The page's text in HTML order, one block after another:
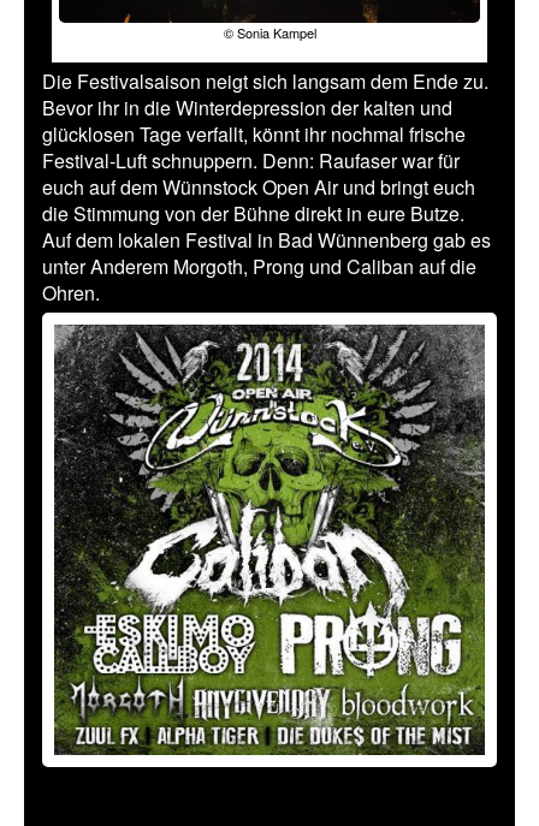
© Sonia Kampel
Die Festivalsaison neigt sich langsam dem Ende zu.
Bevor ihr in die Winterdepression der kalten und
glücklosen Tage verfallt, könnt ihr nochmal frische
Festival-Luft schnuppern. Denn: Raufaser war für
euch auf dem Wünnstock Open Air und bringt euch
die Stimmung von der Bühne direkt in eure Butze.
Auf dem lokalen Festival in Bad Wünnenberg gab es
unter Anderem Morgoth, Prong und Caliban auf die
Ohren.